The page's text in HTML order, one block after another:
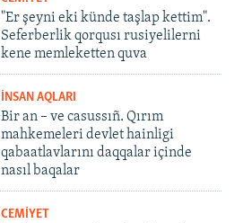
"Er şeyni eki künde taşlap kettim".
Seferberlik qorqusı rusiyelilerni
kene memleketten quva
İNSAN AQLARI
Bir an – ve casussıñ. Qırım
mahkemeleri devlet hainligi
qabaatlavlarını daqqalar içinde
nasıl baqalar
CEMİYET